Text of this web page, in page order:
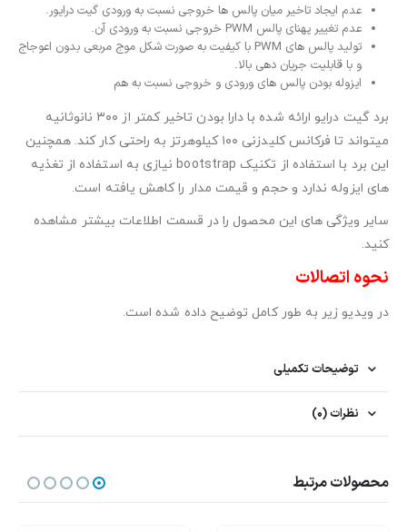
عدم ایجاد تاخیر میان پالس ها خروجی نسبت به ورودی گیت درایور.
عدم تغییر پهنای پالس PWM خروجی نسبت به ورودی آن.
تولید پالس های PWM با کیفیت به صورت شکل موج مربعی بدون اعوجاج
و با قابلیت جریان دهی بالا.
ایزوله بودن پالس های ورودی و خروجی نسبت به هم
برد گیت درایو ارائه شده با دارا بودن تاخیر کمتر از ۳۰۰ نانوثانیه
میتواند تا فرکانس کلیدزنی ۱۰۰ کیلوهرتز به راحتی کار کند. همچنین
این برد با استفاده از تکنیک bootstrap نیازی به استفاده از تغذیه
های ایزوله ندارد و حجم و قیمت مدار را کاهش یافته است.
سایر ویژگی های این محصول را در قسمت اطلاعات بیشتر مشاهده
کنید.
نحوه اتصالات
در ویدیو زیر به طور کامل توضیح داده شده است.
توضیحات تکمیلی
نظرات (0)
محصولات مرتبط